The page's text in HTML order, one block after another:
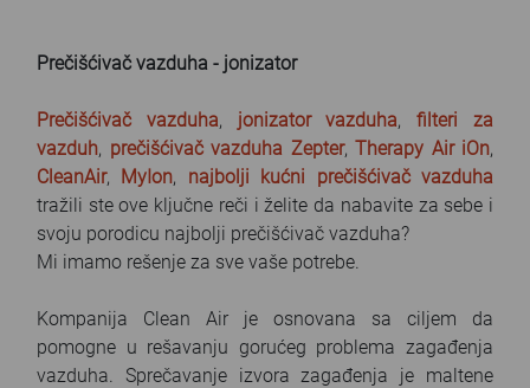
Contact
Prečišćivač vazduha - jonizator
Prečišćivač vazduha, jonizator vazduha,filteri za
vazduh, prečišćivač vazduha Zepter, Therapy Air iOn,
CleanAir, MyIon, najbolji kućni prečišćivač vazduha
tražili ste ove ključne reči i želite da nabavite za sebe i
svoju porodicu najbolji prečišćivač vazduha?
Mi imamo rešenje za sve vaše potrebe.
Kompanija Clean Air je osnovana sa ciljem da
pomogne u rešavanju gorućeg problema zagađenja
vazduha. Sprečavanje izvora zagađenja je maltene